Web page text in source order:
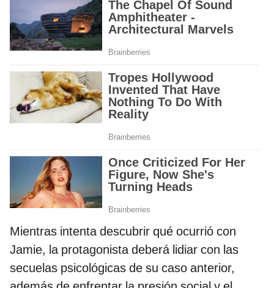
Mientras intenta descubrir qué ocurrió con
Jamie, la protagonista deberá lidiar con las
secuelas psicológicas de su caso anterior,